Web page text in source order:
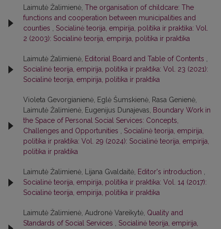
Laimutė Žalimienė, The organisation of childcare: The
functions and cooperation between municipalities and
counties
Socialinė teorija, empirija, politika ir praktika: Vol.
2 (2003): Socialinė teorija, empirija, politika ir praktika
Laimutė Žalimienė, Editorial Board and Table of Contents
Socialinė teorija, empirija, politika ir praktika: Vol. 23 (2021):
Socialinė teorija, empirija, politika ir praktika
Violeta Gevorgianienė, Eglė Šumskienė, Rasa Genienė,
Laimutė Žalimienė, Eugenijus Dunajevas,
Boundary Work in
the Space of Personal Social Services: Concepts,
Challenges and Opportunities
Socialinė teorija, empirija,
politika ir praktika: Vol. 29 (2024): Socialinė teorija, empirija,
politika ir praktika
Laimutė Žalimienė, Lijana Gvaldaitė, Editor's introduction
Socialinė teorija, empirija, politika ir praktika: Vol. 14 (2017):
Socialinė teorija, empirija, politika ir praktika
Laimutė Žalimienė, Audronė Vareikytė, Quality and
Standards of Social Services
Socialinė teorija, empirija,